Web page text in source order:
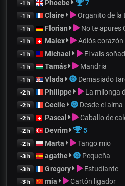
-1 h Phoebe 7
-1 h Claire Organito de la
-1 h Florian No te apures
-1 h Malex Adiós corazón
-1 h Michael El vals
-1 h Tamás Mandria
-1 h Vlada Demasiado
-2 h Philippe La milonga
-2 h Cecile Desde el alma
-2 h Pascal Caballo de
-2 h Devrim 5
-2 h Marta Tango mio
-3 h agathe Pequeña
-3 h Gregory Estudiante
-3 h mia Cartón ligador